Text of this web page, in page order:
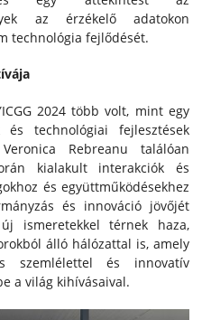
az érzékelő adatokon
technológia fejlődését.
2024 több volt, mint egy
technológiai fejlesztések
Rebreanu találóan
kialakult interakciók és
és együttműködésekhez
és innováció jövőjét
ismeretekkel térnek haza,
álló hálózattal is, amely
és innovatív
a világ kihívásaival.